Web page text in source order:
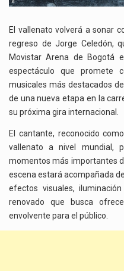
El vallenato volverá a sonar
regreso de Jorge Celedón,
Movistar Arena de Bogotá
espectáculo que promete
musicales más destacados
de una nueva etapa en la
su próxima gira internacional.
El cantante, reconocido
vallenato a nivel mundial,
momentos más importantes
escena estará acompañada
efectos visuales,
renovado que busca
envolvente para el público.